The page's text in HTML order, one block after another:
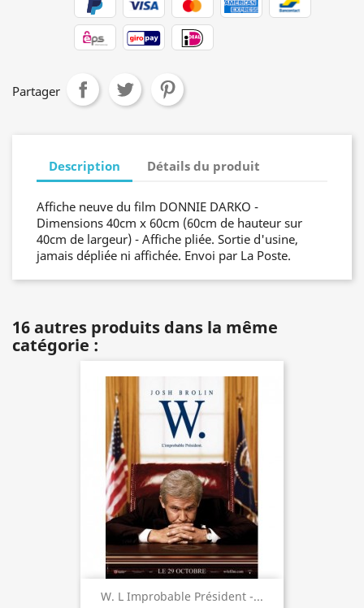
Partager
Description Détails du produit
Affiche neuve du film DONNIE DARKO -
Dimensions 40cm x 60cm (60cm de hauteur sur
40cm de largeur) - Affiche pliée. Sortie d'usine,
jamais dépliée ni affichée. Envoi par La Poste.
16 autres produits dans la même
catégorie :
W. L Improbable Président -...